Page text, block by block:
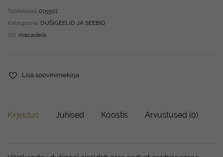
Tootekood: 015501
Kategooria: DUŠIGEELID JA SEEBID
Silt: macadeia
Lisa soovinimekirja
Kirjeldus Juhised Koostis Arvustused (0)